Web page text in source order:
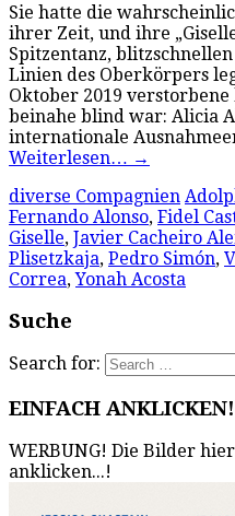
Sie hatte die
ihrer Zeit, und ihre
Spitzentanz,
Linien des Oberkörpers
Oktober 2019
beinahe blind war: Alicia
internationale
Weiterlesen… →
diverse Compagnien
Fernando Alonso, Fidel
Giselle, Javier Cacheiro
Plisetzkaja, Pedro Simón,
Correa,Yonah Acosta
Suche
Search for:
EINFACH ANKLICKEN!
WERBUNG! Die Bilder
anklicken...!